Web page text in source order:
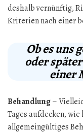
deshalb vernünftig,
Kriterien nach einer
Ob es uns
oder
einer
Behandlung–
Tages aufdecken,
allgemeingültiges